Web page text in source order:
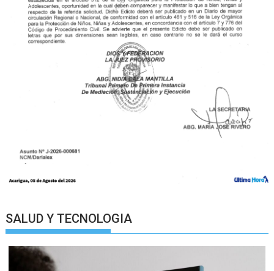
SALUD Y TECNOLOGIA